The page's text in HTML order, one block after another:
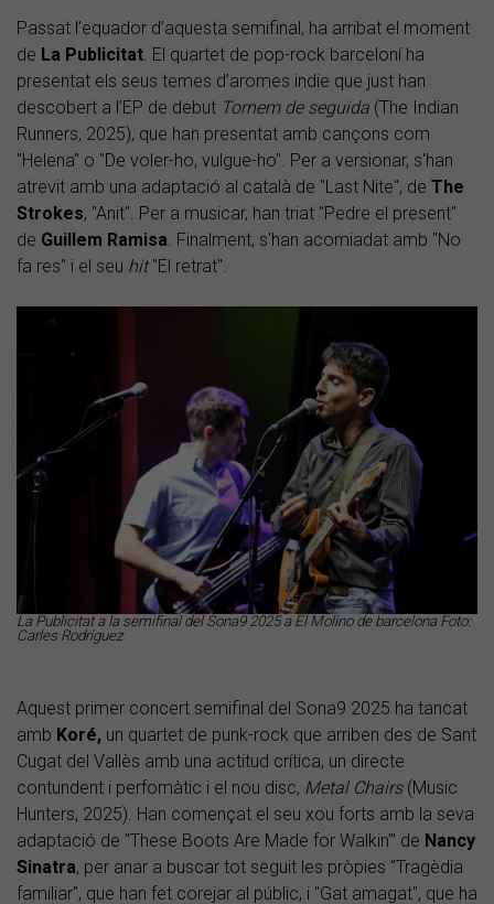
Passat l’equador d’aquesta semifinal, ha arribat el moment
de La Publicitat. El quartet de pop-rock barceloní ha
presentat els seus temes d’aromes indie que just han
descobert a l’EP de debut Tornem de seguida (The Indian
Runners, 2025), que han presentat amb cançons com
"Helena" o "De voler-ho, vulgue-ho". Per a versionar, s'han
atrevit amb una adaptació al català de "Last Nite", de The
Strokes, "Anit". Per a musicar, han triat "Pedre el present"
de Guillem Ramisa. Finalment, s'han acomiadat amb "No
fa res" i el seu hit"El retrat".
La Publicitat a la semifinal del Sona9 2025 a El Molino de barcelona Foto:
Carles Rodríguez
Aquest primer concert semifinal del Sona9 2025 ha tancat
amb Koré, un quartet de punk-rock que arriben des de Sant
Cugat del Vallès amb una actitud crítica, un directe
contundent i perfomàtic i el nou disc, Metal Chairs(Music
Hunters, 2025). Han començat el seu xou forts amb la seva
adaptació de "These Boots Are Made for Walkin'" de Nancy
Sinatra, per anar a buscar tot seguit les pròpies "Tragèdia
familiar", que han fet corejar al públic, i "Gat amagat", que ha